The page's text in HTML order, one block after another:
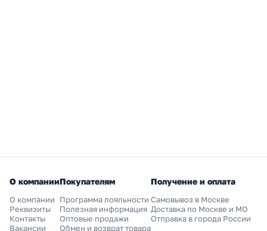
О компании
О компании
Реквизиты
Контакты
Вакансии
Покупателям
Программа лояльности
Полезная информация
Оптовые продажи
Обмен и возврат товара
Получение и оплата
Самовывоз в Москве
Доставка по Москве и МО
Отправка в города России